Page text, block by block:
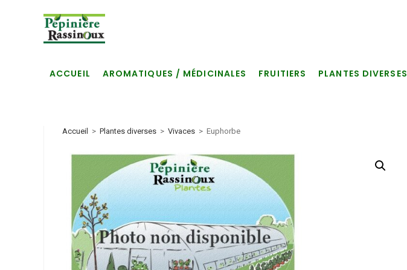
ACCUEIL AROMATIQUES / MÉDICINALES FRUITIERS PLANTES DIVERSES
Accueil > Plantes diverses > Vivaces > Euphorbe